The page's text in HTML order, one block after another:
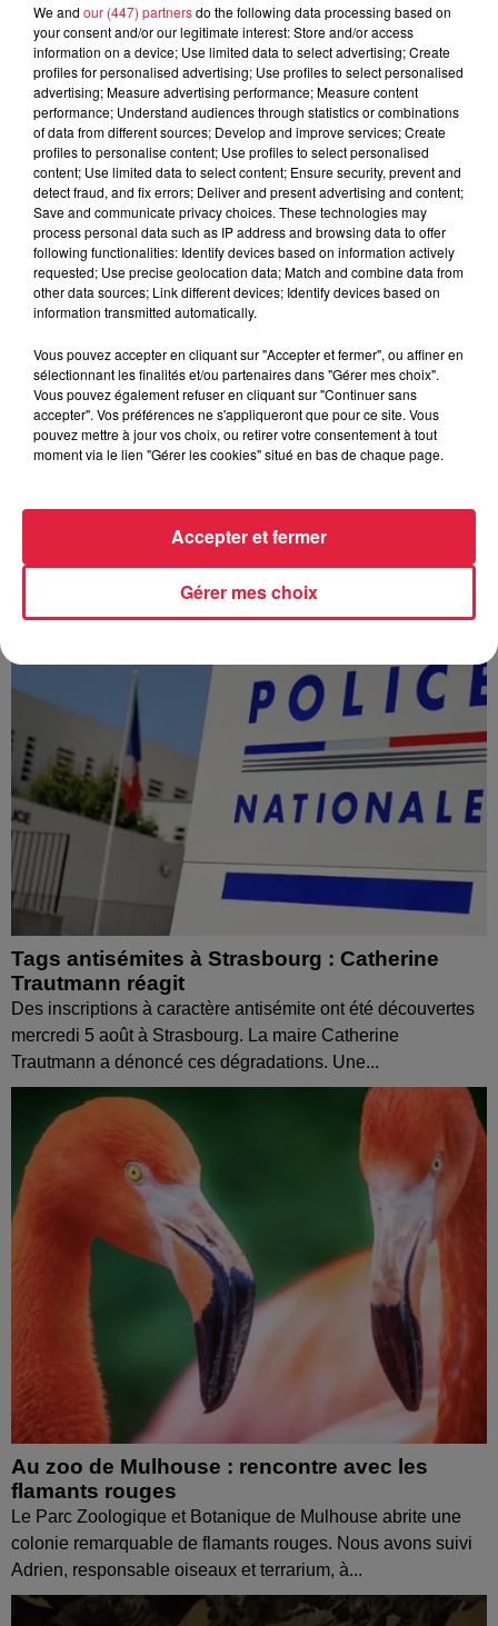
À découvrir également
l’eau brune s’écouler de leurs robinets. Face aux
Tags antisémites à Strasbourg : Catherine
Trautmann réagit
Des inscriptions à caractère antisémite ont été découvertes
mercredi 5 août à Strasbourg. La maire Catherine
Trautmann a dénoncé ces dégradations. Une...
Au zoo de Mulhouse : rencontre avec les
flamants rouges
Le Parc Zoologique et Botanique de Mulhouse abrite une
colonie remarquable de flamants rouges. Nous avons suivi
Adrien, responsable oiseaux et terrarium, à...
We and our (447) partnersdo the following data processing based on
your consent and/or our legitimate interest: Store and/or access
information on a device; Use limited data to select advertising; Create
profiles for personalised advertising; Use profiles to select personalised
advertising; Measure advertising performance; Measure content
performance; Understand audiences through statistics or combinations
of data from different sources; Develop and improve services; Create
profiles to personalise content; Use profiles to select personalised
content; Use limited data to select content; Ensure security, prevent and
detect fraud, and fix errors; Deliver and present advertising and content;
Save and communicate privacy choices. These technologies may
process personal data such as IP address and browsing data to offer
following functionalities: Identify devices based on information actively
requested; Use precise geolocation data; Match and combine data from
other data sources; Link different devices; Identify devices based on
information transmitted automatically.
Vous pouvez accepter en cliquant sur "Accepter et fermer", ou affiner en
sélectionnant les finalités et/ou partenaires dans "Gérer mes choix".
Vous pouvez également refuser en cliquant sur "Continuer sans
accepter". Vos préférences ne s'appliqueront que pour ce site. Vous
pouvez mettre à jour vos choix, ou retirer votre consentement à tout
moment via le lien "Gérer les cookies" situé en bas de chaque page.
Gérer mes choix
Accepter et fermer